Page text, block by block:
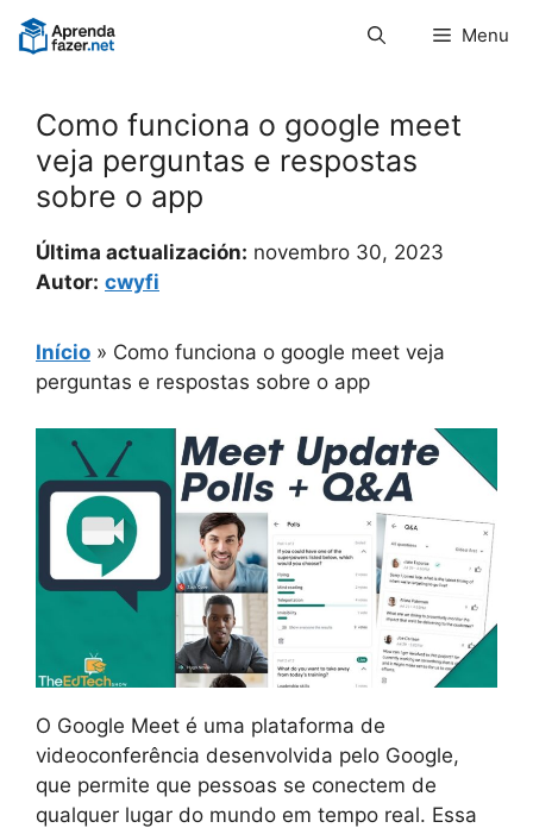
Pular
para
Menu
Como funciona o google meet
veja perguntas e respostas
sobre o app
Última actualización: novembro 30, 2023
Autor: cwyfi
Início » Como funciona o google meet veja
perguntas e respostas sobre o app
O Google Meet é uma plataforma de
videoconferência desenvolvida pelo Google,
que permite que pessoas se conectem de
qualquer lugar do mundo em tempo real. Essa